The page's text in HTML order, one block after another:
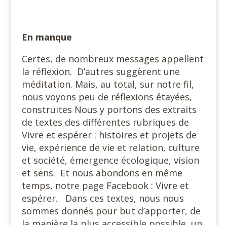
En manque
Certes, de nombreux messages appellent
la réflexion. D’autres suggèrent une
méditation. Mais, au total, sur notre fil,
nous voyons peu de réflexions étayées,
construites Nous y portons des extraits
de textes des différentes rubriques de
Vivre et espérer : histoires et projets de
vie, expérience de vie et relation, culture
et société, émergence écologique, vision
et sens. Et nous abondons en même
temps, notre page Facebook : Vivre et
espérer. Dans ces textes, nous nous
sommes donnés pour but d’apporter, de